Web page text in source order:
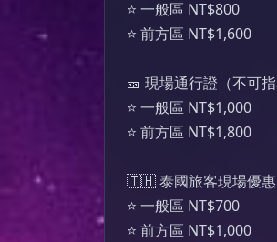
⭐ 一般區 NT$800
⭐ 前方區 NT$1,600
🎫 現場通行證（不可指
⭐ 一般區 NT$1,000
⭐ 前方區 NT$1,800
🇹🇭 泰國旅客現場優惠
⭐ 一般區 NT$700
⭐ 前方區 NT$1,000